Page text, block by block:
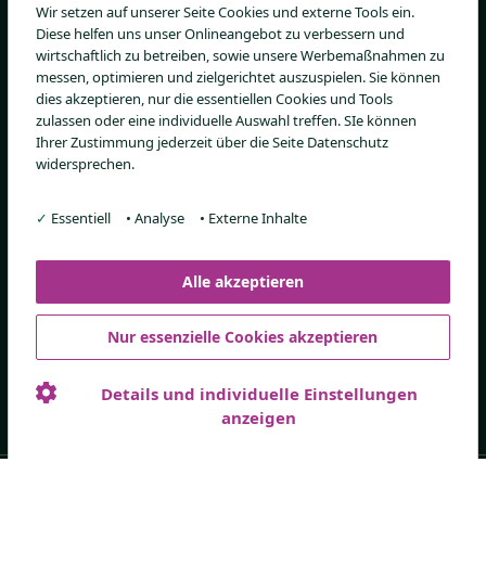
Fachkreise
Verordnungsempfehlung
Ärztestudien
Bezugsquellen
Online-Shop
Wir setzen auf unserer Seite Cookies und externe Tools ein.
Diese helfen uns unser Onlineangebot zu verbessern und
wirtschaftlich zu betreiben, sowie unsere Werbemaßnahmen zu
messen, optimieren und zielgerichtet auszuspielen. Sie können
dies akzeptieren, nur die essentiellen Cookies und Tools
zulassen oder eine individuelle Auswahl treffen. SIe können
Ihrer Zustimmung jederzeit über die Seite Datenschutz
widersprechen.
✓ Essentiell • Analyse • Externe Inhalte
Alle akzeptieren
Nur essenzielle Cookies akzeptieren
Details und individuelle Einstellungen
anzeigen